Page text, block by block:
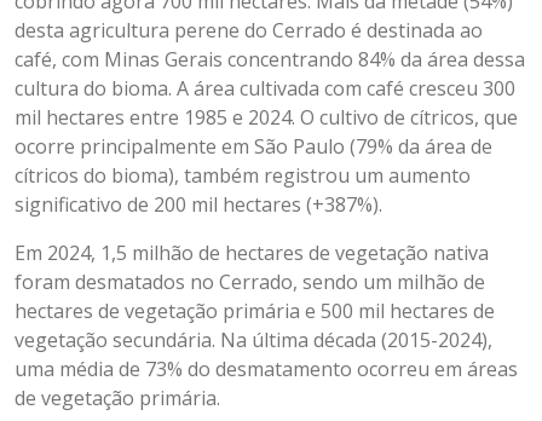
desta agricultura perene do Cerrado é destinada ao
café, com Minas Gerais concentrando 84% da área dessa
cultura do bioma. A área cultivada com café cresceu 300
mil hectares entre 1985 e 2024. O cultivo de cítricos, que
ocorre principalmente em São Paulo (79% da área de
cítricos do bioma), também registrou um aumento
significativo de 200 mil hectares (+387%).
Em 2024, 1,5 milhão de hectares de vegetação nativa
foram desmatados no Cerrado, sendo um milhão de
hectares de vegetação primária e 500 mil hectares de
vegetação secundária. Na última década (2015-2024),
uma média de 73% do desmatamento ocorreu em áreas
de vegetação primária.